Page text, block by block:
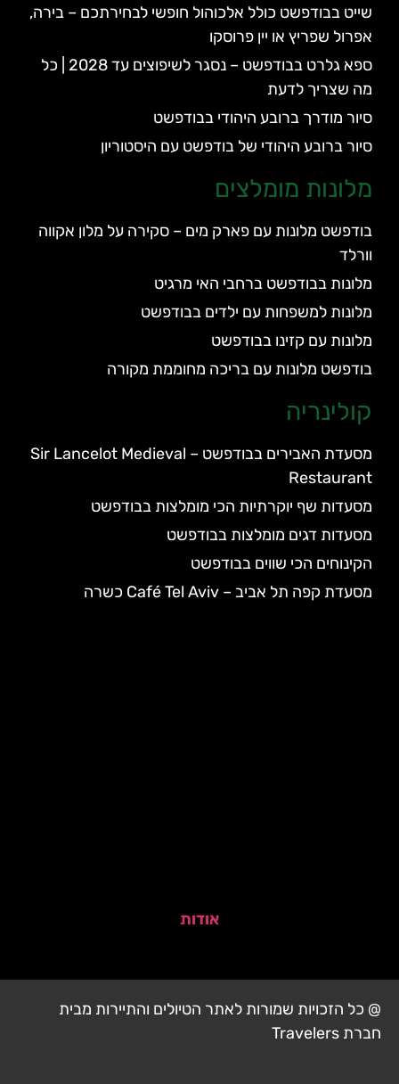
שייט בבודפשט כולל אלכוהול חופשי לבחירתכם – בירה,
אפרול שפריץ או יין פרוסקו
ספא גלרט בבודפשט – נסגר לשיפוצים עד 2028 | כל
מה שצריך לדעת
סיור מודרך ברובע היהודי בבודפשט
סיור ברובע היהודי של בודפשט עם היסטוריון
מלונות מומלצים
בודפשט מלונות עם פארק מים – סקירה על מלון אקווה
וורלד
מלונות בבודפשט ברחבי האי מרגיט
מלונות למשפחות עם ילדים בבודפשט
מלונות עם קזינו בבודפשט
בודפשט מלונות עם בריכה מחוממת מקורה
קולינריה
מסעדת האבירים בבודפשט – Sir Lancelot Medieval
Restaurant
מסעדות שף יוקרתיות הכי מומלצות בבודפשט
מסעדות דגים מומלצות בבודפשט
הקינוחים הכי שווים בבודפשט
מסעדת קפה תל אביב – Café Tel Aviv כשרה
אודות
@ כל הזכויות שמורות לאתר הטיולים והתיירות מבית
חברת Travelers